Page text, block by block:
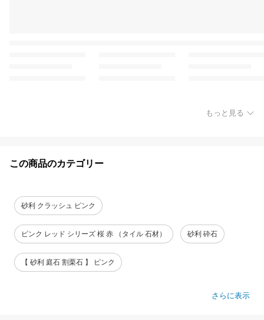
もっと見る
この商品のカテゴリー
砂利 クラッシュ ピンク
ピンク レッド シリーズ 桜 赤 （タイル 石材） 砂利 砕石
【 砂利 庭石 割栗石 】 ピンク
さらに表示